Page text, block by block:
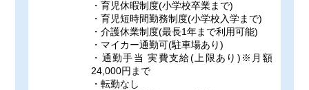
・育児休暇制度(小学校卒業まで)
・育児短時間勤務制度(小学校入学まで)
・介護休業制度(最長1年まで利用可能)
・マイカー通勤可(駐車場あり)
・通勤手当 実費支給(上限あり)※月額
24,000円まで
・転勤なし